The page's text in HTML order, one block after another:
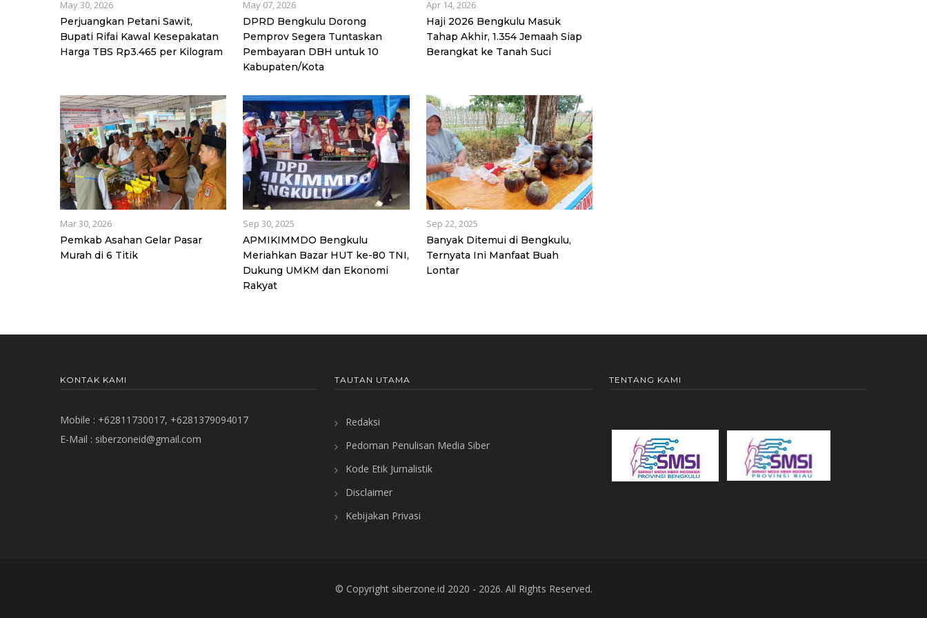
May 30, 2026
Perjuangkan Petani Sawit,
Bupati Rifai Kawal Kesepakatan
Harga TBS Rp3.465 per Kilogram
May 07, 2026
DPRD Bengkulu Dorong
Pemprov Segera Tuntaskan
Pembayaran DBH untuk 10
Kabupaten/Kota
Apr 14, 2026
Haji 2026 Bengkulu Masuk
Tahap Akhir, 1.354 Jemaah Siap
Berangkat ke Tanah Suci
Mar 30, 2026
Pemkab Asahan Gelar Pasar
Murah di 6 Titik
Sep 30, 2025
APMIKIMMDO Bengkulu
Meriahkan Bazar HUT ke-80 TNI,
Dukung UMKM dan Ekonomi
Rakyat
Sep 22, 2025
Banyak Ditemui di Bengkulu,
Ternyata Ini Manfaat Buah
Lontar
KONTAK KAMI
Mobile : +62811730017, +6281379094017
E-Mail : siberzoneid@gmail.com
TAUTAN UTAMA
Redaksi
Pedoman Penulisan Media Siber
Kode Etik Jurnalistik
Disclaimer
Kebijakan Privasi
TENTANG KAMI
© Copyright siberzone.id 2020 - 2026. All Rights Reserved.